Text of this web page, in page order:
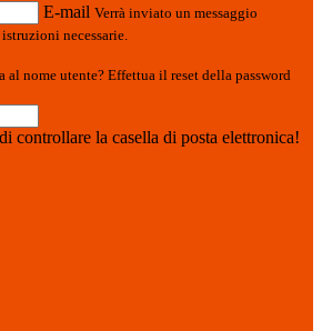
E-mail Verrà inviato un messaggio
necessarie.
al nome utente? Effettua il reset della password
controllare la casella di posta elettronica!